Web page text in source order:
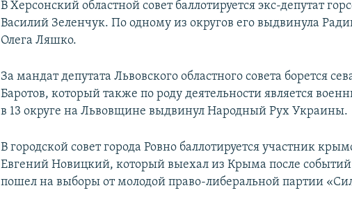
В Херсонский областной совет баллотируется экс-депутат
Василий Зеленчук. По одному из округов его выдвинула
Олега Ляшко.
За мандат депутата Львовского областного совета борется
Баротов, который также по роду деятельности является
в 13 округе на Львовщине выдвинул Народный Рух Украины.
В городской совет города Ровно баллотируется участник
Евгений Новицкий, который выехал из Крыма после
пошел на выборы от молодой право-либеральной партии